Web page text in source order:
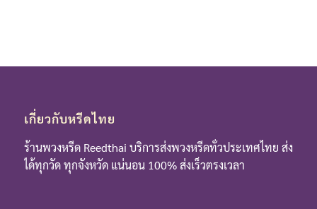
เกี่ยวกับหรีดไทย
ร้านพวงหรีด Reedthai บริการส่งพวงหรีดทั่วประเทศไทย ส่ง
ได้ทุกวัด ทุกจังหวัด แน่นอน 100% ส่งเร็วตรงเวลา